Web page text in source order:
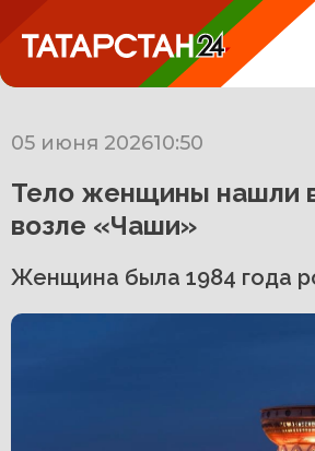
05 июня 202610:50
Тело женщины нашли
возле «Чаши»
Женщина была 1984 года